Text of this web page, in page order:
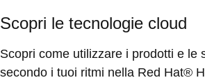
Scopri le tecnologie cloud
Scopri come utilizzare i prodotti e le
secondo i tuoi ritmi nella Red Hat®